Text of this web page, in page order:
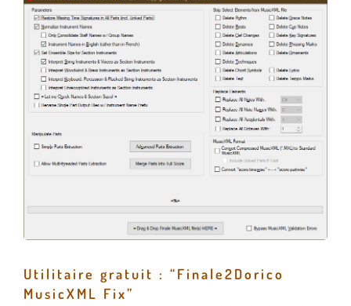
Utilitaire gratuit : “Finale2Dorico
MusicXML Fix”